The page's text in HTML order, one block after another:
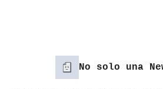
No solo una